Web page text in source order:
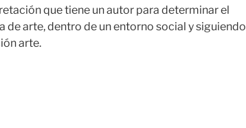
que tiene un autor para determinar el
de arte, dentro de un entorno social y siguiendo
arte.